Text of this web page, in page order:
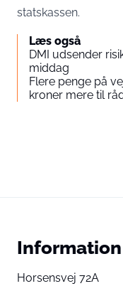
statskassen.
Læs også
DMI udsender
middag
Flere penge på
kroner mere til
Information
Horsensvej 72A